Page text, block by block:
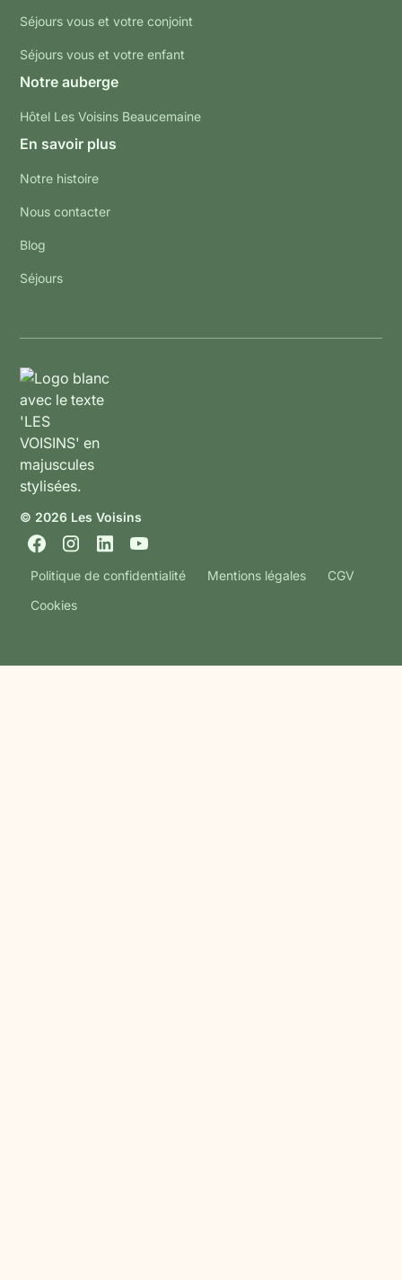
Séjours vous et votre conjoint
Séjours vous et votre enfant
Notre auberge
Hôtel Les Voisins Beaucemaine
En savoir plus
Notre histoire
Nous contacter
Blog
Séjours
© 2026 Les Voisins
Politique de confidentialité Mentions légales
CGV
Cookies